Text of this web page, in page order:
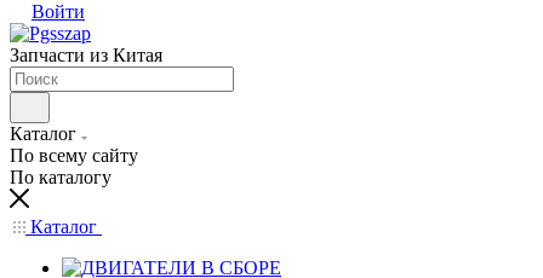
Войти
Запчасти из Китая
Каталог
По всему сайту
По каталогу
Каталог